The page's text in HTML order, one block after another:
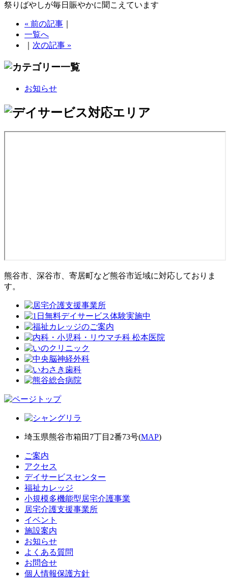
祭りばやしが毎日賑やかに聞こえています
« 前の記事
一覧へ
次の記事 »
お知らせ
熊谷市、深谷市、寄居町など熊谷市近域に対応しておりま
す。
埼玉県熊谷市箱田7丁目2番73号(MAP)
ご案内
アクセス
デイサービスセンター
福祉カレッジ
小規模多機能型居宅介護事業
居宅介護支援事業所
イベント
施設案内
お知らせ
よくある質問
お問合せ
個人情報保護方針